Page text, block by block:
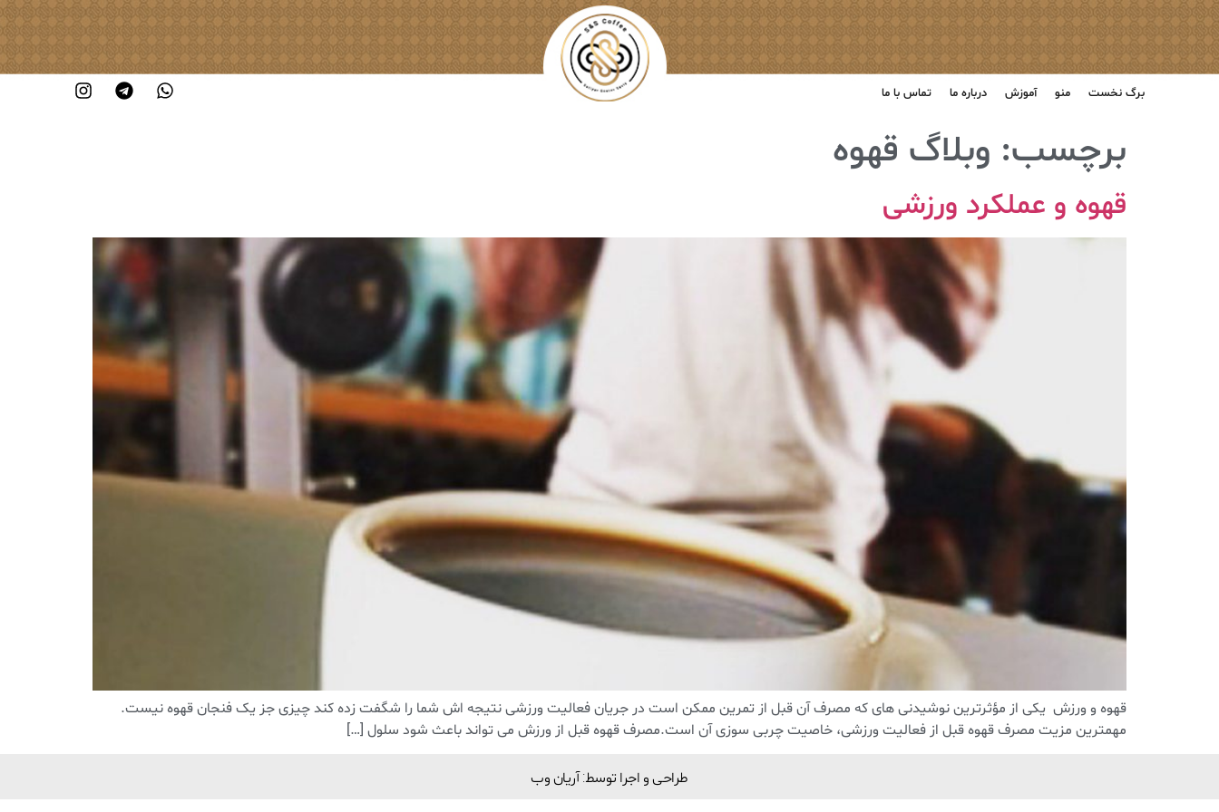
برگ نخست منو آموزش درباره ما تماس با ما
برچسب: وبلاگ قهوه
قهوه و عملکرد ورزشی
قهوه و ورزش یکی از مؤثرترین نوشیدنی های که مصرف آن قبل از تمرین ممکن است در جریان فعالیت ورزشی نتیجه اش شما را شگفت زده کند چیزی جز یک فنجان قهوه نیست.
مهمترین مزیت مصرف قهوه قبل از فعالیت ورزشی، خاصیت چربی سوزی آن است.مصرف قهوه قبل از ورزش می تواند باعث شود سلول […]
طراحی و اجرا توسط: آریان وب